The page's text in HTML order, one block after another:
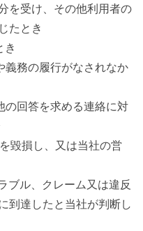
を受け、その他利用者の
たとき
き
務の履行がなされなか
回答を求める連絡に対
毀損し、又は当社の営
ブル、クレーム又は違反
到達したと当社が判断し